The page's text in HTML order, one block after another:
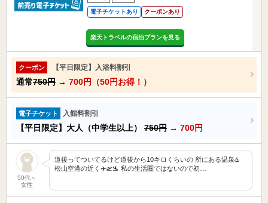
電子チケットあり クーポンあり
楽天トラベルの宿泊プランを見る
クーポン 【平日限定】入浴料割引
通常750円 → 700円（50円お得！）
電子チケット 入館料割引
【平日限定】大人（中学生以上） 750円 → 700円
50代～
女性
道後ってついてるけど道後から10キロくらいの 所にある温泉♨️
松山空港の近く✈️🛫🛬 私の生活圏ではないので初…